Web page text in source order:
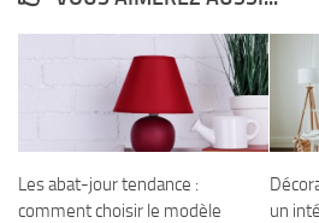
Les abat-jour tendance :
comment choisir le modèle
un